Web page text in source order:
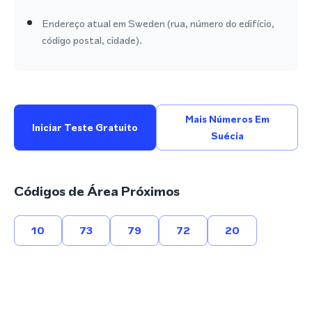
Endereço atual em Sweden (rua, número do edifício,
código postal, cidade).
Iniciar Teste Gratuito
Mais Números Em
Suécia
Códigos de Área Próximos
10 73 79 72 20